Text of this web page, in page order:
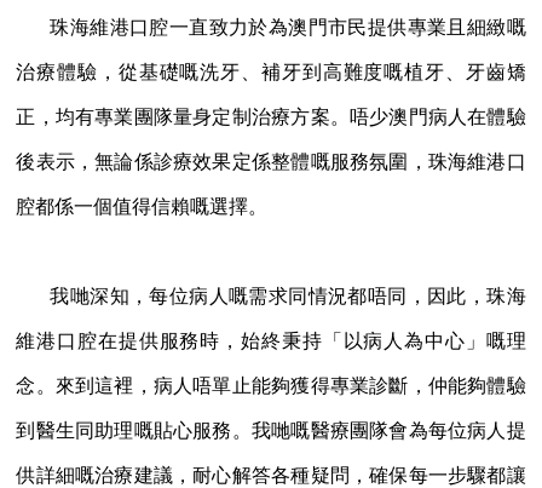
珠海維港口腔一直致力於為澳門市民提供專業且細緻嘅
治療體驗，從基礎嘅洗牙、補牙到高難度嘅植牙、牙齒矯
正，均有專業團隊量身定制治療方案。唔少澳門病人在體驗
後表示，無論係診療效果定係整體嘅服務氛圍，珠海維港口
腔都係一個值得信賴嘅選擇。
我哋深知，每位病人嘅需求同情況都唔同，因此，珠海
維港口腔在提供服務時，始終秉持「以病人為中心」嘅理
念。來到這裡，病人唔單止能夠獲得專業診斷，仲能夠體驗
到醫生同助理嘅貼心服務。我哋嘅醫療團隊會為每位病人提
供詳細嘅治療建議，耐心解答各種疑問，確保每一步驟都讓